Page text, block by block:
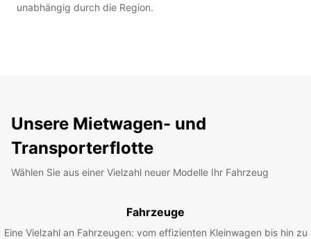
unabhängig durch die Region.
Unsere Mietwagen- und
Transporterflotte
Wählen Sie aus einer Vielzahl neuer Modelle Ihr Fahrzeug
Fahrzeuge
Eine Vielzahl an Fahrzeugen: vom effizienten Kleinwagen bis hin zu